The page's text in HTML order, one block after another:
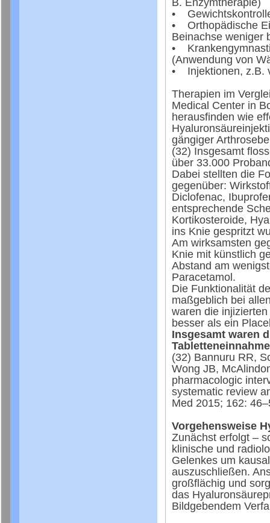
B. Enzymtherapie)
•
• Orthopädische
Beinachse weniger
•
(Anwendung von
• Injektionen, z.B.
Therapien im
Medical Center in
herausfinden wie
gängiger
(32) Insgesamt
über 33.000
Dabei stellten die
gegenüber:
Diclofenac,
entsprechende
Kortikosteroide,
ins Knie gespritzt
Am wirksamsten
Knie mit künstlich
Abstand am
Paracetamol.
Die Funktionalität
maßgeblich bei
waren die
besser als ein
Insgesamt waren
(32) Bannuru RR,
Wong JB,
pharmacologic
systematic review
Med 2015; 162:
Vorgehensweise
Zunächst erfolgt –
klinische und
Gelenkes um
auszuschließen.
großflächig und
das
Bildgebendem